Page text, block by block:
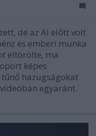
de az AI előtt volt
és emberi munka
eltörölte, ma
képes
hazugságokat
egyaránt.